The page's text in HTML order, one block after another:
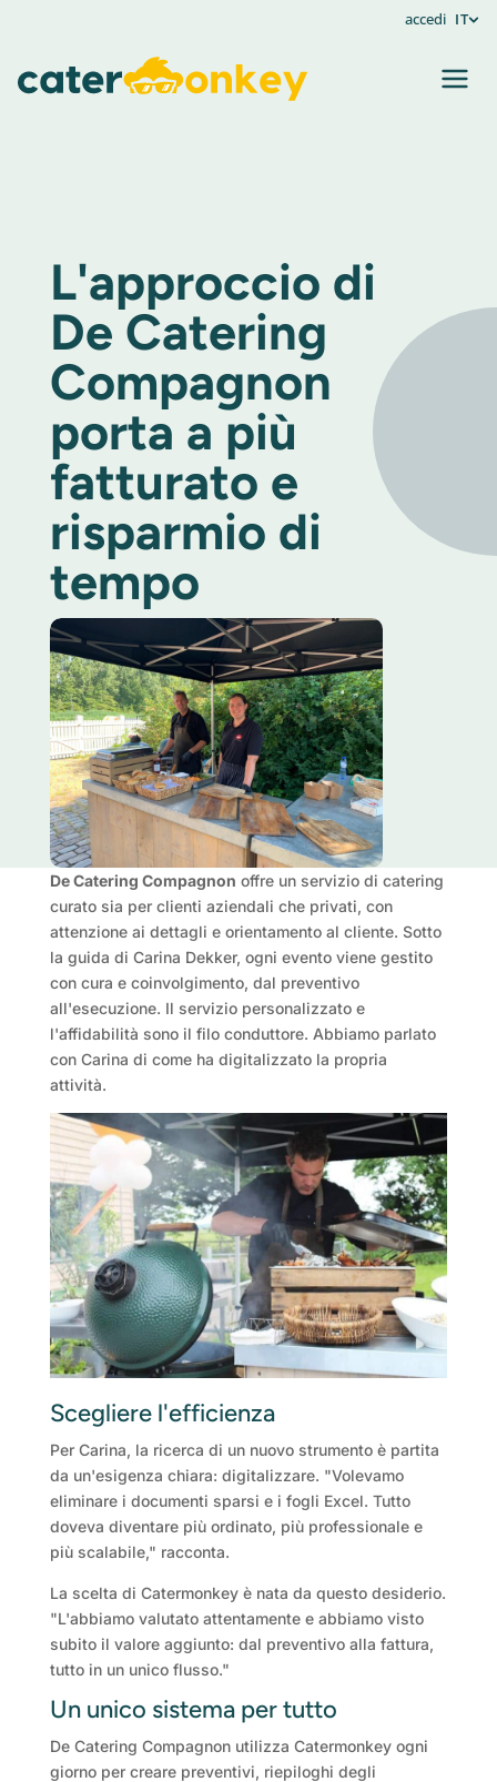
accedi IT
L'approccio di
De Catering
Compagnon
porta a più
fatturato e
risparmio di
tempo
De Catering Compagnon offre un servizio di catering
curato sia per clienti aziendali che privati, con
attenzione ai dettagli e orientamento al cliente. Sotto
la guida di Carina Dekker, ogni evento viene gestito
con cura e coinvolgimento, dal preventivo
all'esecuzione. Il servizio personalizzato e
l'affidabilità sono il filo conduttore. Abbiamo parlato
con Carina di come ha digitalizzato la propria
attività.
Scegliere l'efficienza
Per Carina, la ricerca di un nuovo strumento è partita
da un'esigenza chiara: digitalizzare. "Volevamo
eliminare i documenti sparsi e i fogli Excel. Tutto
doveva diventare più ordinato, più professionale e
più scalabile," racconta.
La scelta di Catermonkey è nata da questo desiderio.
"L'abbiamo valutato attentamente e abbiamo visto
subito il valore aggiunto: dal preventivo alla fattura,
tutto in un unico flusso."
Un unico sistema per tutto
De Catering Compagnon utilizza Catermonkey ogni
giorno per creare preventivi, riepiloghi degli